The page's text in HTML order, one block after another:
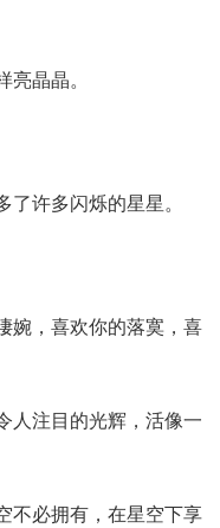
晶晶。
许多闪烁的星星。
婉，喜欢你的落寞，喜
人注目的光辉，活像一
不必拥有，在星空下享